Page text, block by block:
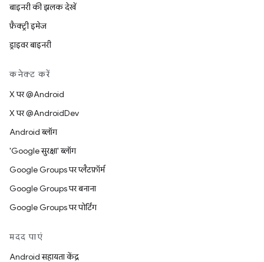
बाइनरी की झलक देखें
फ़ैक्ट्री इमेज
ड्राइवर बाइनरी
कनेक्ट करें
X पर @Android
X पर @AndroidDev
Android ब्लॉग
'Google सुरक्षा' ब्लॉग
Google Groups पर प्लैटफ़ॉर्म
Google Groups पर बनाना
Google Groups पर पोर्टिंग
मदद पाएं
Android सहायता केंद्र